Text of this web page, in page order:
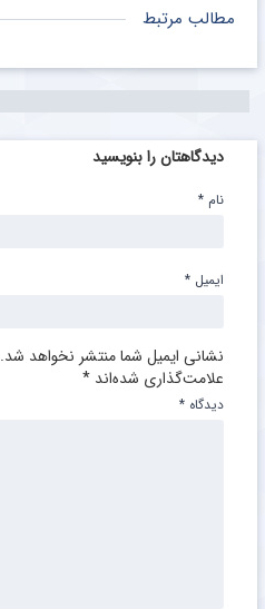
مطالب مرتبط
دیدگاهتان را بنویسید
نشانی ایمیل شما منتشر نخواهد شد.
علامت‌گذاری شده‌اند *
دیدگاه *
نام *
ایمیل *